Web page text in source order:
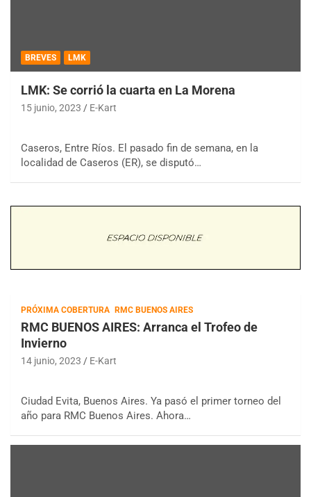
BREVES LMK
LMK: Se corrió la cuarta en La Morena
15 junio, 2023 E-Kart
Caseros, Entre Ríos. El pasado fin de semana, en la
localidad de Caseros (ER), se disputó…
PRÓXIMA COBERTURA RMC BUENOS AIRES
RMC BUENOS AIRES: Arranca el Trofeo de
Invierno
14 junio, 2023 E-Kart
Ciudad Evita, Buenos Aires. Ya pasó el primer torneo del
año para RMC Buenos Aires. Ahora…